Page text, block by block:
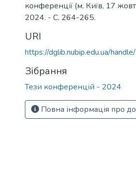
конференції (м. Київ, 17
2024. - С. 264-265.
URI
https://dglib.nubip.edu.ua/
Зібрання
Тези конференцій - 2024
Повна інформація про